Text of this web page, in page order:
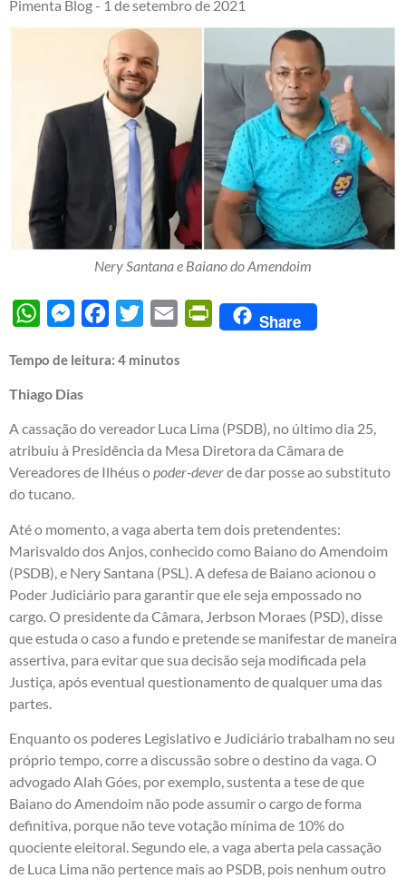
Pimenta Blog - 1 de setembro de 2021
Nery Santana e Baiano do Amendoim
WhatsAppMessengerFacebook
Twitter Email PrintFriendly
Share
Tempo de leitura: 4 minutos
Thiago Dias
A cassação do vereador Luca Lima (PSDB), no último dia 25,
atribuiu à Presidência da Mesa Diretora da Câmara de
Vereadores de Ilhéus opoder-deverde dar posse ao substituto
do tucano.
Até o momento, a vaga aberta tem dois pretendentes:
Marisvaldo dos Anjos, conhecido como Baiano do Amendoim
(PSDB), e Nery Santana (PSL). A defesa de Baiano acionou o
Poder Judiciário para garantir que ele seja empossado no
cargo. O presidente da Câmara, Jerbson Moraes (PSD), disse
que estuda o caso a fundo e pretende se manifestar de maneira
assertiva, para evitar que sua decisão seja modificada pela
Justiça, após eventual questionamento de qualquer uma das
partes.
Enquanto os poderes Legislativo e Judiciário trabalham no seu
próprio tempo, corre a discussão sobre o destino da vaga. O
advogado Alah Góes, por exemplo, sustenta a tese de que
Baiano do Amendoim não pode assumir o cargo de forma
definitiva, porque não teve votação mínima de 10% do
quociente eleitoral. Segundo ele, a vaga aberta pela cassação
de Luca Lima não pertence mais ao PSDB, pois nenhum outro